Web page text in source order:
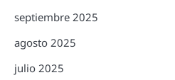
septiembre 2025
agosto 2025
julio 2025